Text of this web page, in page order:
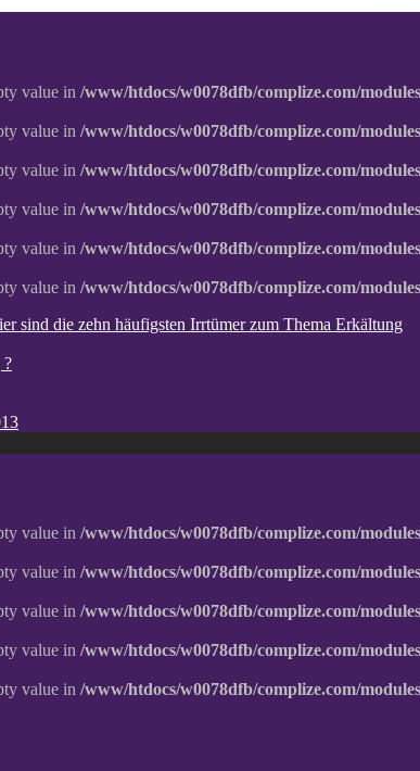
value in /www/htdocs/w0078dfb/complize.com/
value in /www/htdocs/w0078dfb/complize.com/
value in /www/htdocs/w0078dfb/complize.com/
value in /www/htdocs/w0078dfb/complize.com/
value in /www/htdocs/w0078dfb/complize.com/
value in /www/htdocs/w0078dfb/complize.com/
sind die zehn häufigsten Irrtümer zum Thema Erkältung
?
value in /www/htdocs/w0078dfb/complize.com/
value in /www/htdocs/w0078dfb/complize.com/
value in /www/htdocs/w0078dfb/complize.com/
value in /www/htdocs/w0078dfb/complize.com/
value in /www/htdocs/w0078dfb/complize.com/